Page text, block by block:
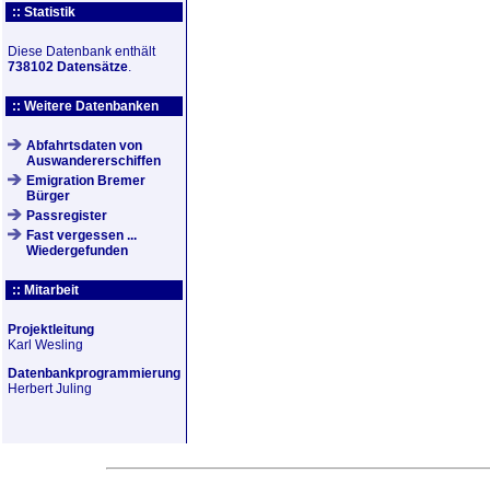
:: Statistik
Diese Datenbank enthält
738102 Datensätze.
:: Weitere Datenbanken
Abfahrtsdaten von
Auswandererschiffen
Emigration Bremer
Bürger
Passregister
Fast vergessen ...
Wiedergefunden
:: Mitarbeit
Projektleitung
Karl Wesling
Datenbankprogrammierung
Herbert Juling